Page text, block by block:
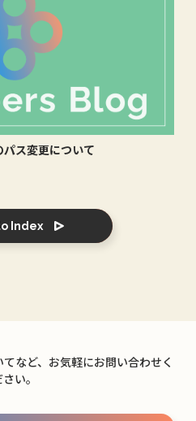
ス変更について
Index
など、お気軽にお問い合わせく
い。